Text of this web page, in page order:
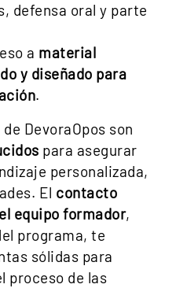
defensa oral y parte
a material
y diseñado para
.
DevoraOpos son
para asegurar
personalizada,
El contacto
equipo formador,
programa, te
sólidas para
proceso de las